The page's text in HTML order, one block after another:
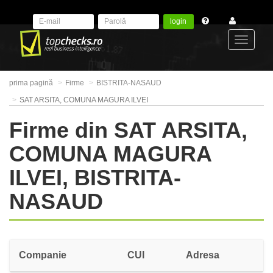
login
prima pagină Firme
BISTRITA-NASAUD
SAT ARSITA, COMUNA MAGURA ILVEI
Firme din SAT ARSITA,
COMUNA MAGURA
ILVEI, BISTRITA-
NASAUD
Companie CUI Adresa